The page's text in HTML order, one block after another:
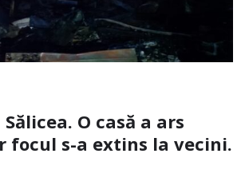
O casă a ars
focul s-a extins la vecini.